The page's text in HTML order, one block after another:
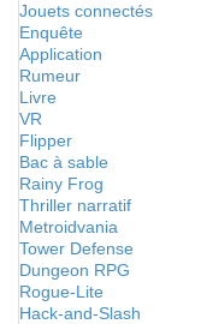
Jouets connectés
Enquête
Application
Rumeur
Livre
VR
Flipper
Bac à sable
Rainy Frog
Thriller narratif
Metroidvania
Tower Defense
Dungeon RPG
Rogue-Lite
Hack-and-Slash